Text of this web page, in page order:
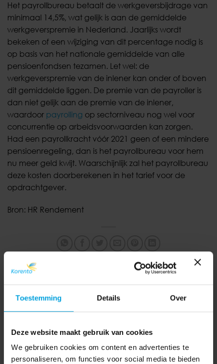
Toestemming Details Over
Deze website maakt gebruik van cookies
We gebruiken cookies om content en advertenties te
personaliseren, om functies voor social media te bieden
Het payrollbureau betaalt de werkgeversbijdrage van
minimaal 14,5%, wat gelijk is aan de gemiddelde
werkgeverspremie in Nederland. Jaarlijks wordt
bekeken of een wijziging van dit percentage nodig is
op basis van het nationale gemiddelde van alle
pensioenfondsen tezamen. Let wel: de
werkgeverspremie van de inlener kan onder of boven
dit gemiddelde liggen. De premie van de payroller is
dan niet gelijk aan de premie van de inlener,
waardoor payrolling op sectorniveau nog wel voor
concurrentie op arbeidsvoorwaarden kan zorgen.
Had een payrollkracht vóór 2021 geen of een mindere
pensioenregeling, dan is het payrollbureau voor hem
nu meer geld kwijt. Waarschijnlijk zal het payrollbureau
deze kosten doorberekenen in het tarief voor de
opdrachtgever.
Bron: HR Rendement
Wanneer vallen de
feestdagen in 2021?
wijzigingen in